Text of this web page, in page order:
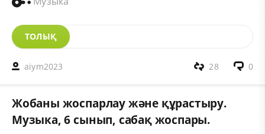
ТОЛЫҚ
aiym2023 0
28
Жобаны жоспарлау және құрастыру.
Музыка, 6 сынып, сабақ жоспары.